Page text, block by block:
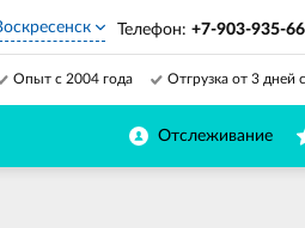
Телефон: +7-903-935-
Отслеживание
Опыт с 2004 года Отгрузка от 3 дней